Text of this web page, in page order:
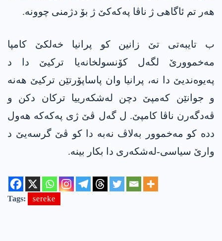
ھەر تم ئاگاھی ژ ناڤا پەکەکێ ژ بۆ دژمنی چوونە.
ب تایبەتی تێ زانین کو پرانیا خەلکێ کامپا
مەخموورێ لگەل کۆنسولخانەیا ترکیێ دا د
پەیوەندیێ دا نە، پرانیا وان پاساپۆرتێن ترکیێ ھەنە
و جوانێن کەمپێ دچن لەشکەرییا ترکان دکن و
ڤەدگەرن ناڤا کامپێ. ل گەل ڤێ ژی پەکەکە ھەول
ددە کو مەخموور بەلاڤ نەبە دا کو ڤێ گرسەیێ د
وارێ سیاسی-لەشکەری دا بکار بینە.
Tags: sereke